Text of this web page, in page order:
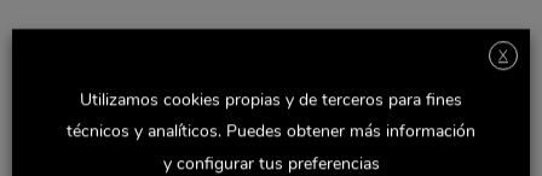
X
Utilizamos cookies propias y de terceros para fines
técnicos y analíticos. Puedes obtener más información
y configurar tus preferencias